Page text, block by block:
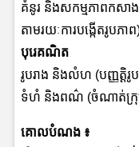
គំនូរ និងសកម្មភាពកសា
តាមរយៈការបង្កើតរូបភាព
បុរេគណិត
រូបរាង និងលំហ (បញ្ញត្តិ
ទំហំ និងពណ៌ (ចំណាត់ក្
គោលបំណង ៖